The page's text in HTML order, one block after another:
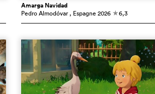
Amarga Navidad
Pedro Almodóvar , Espagne 2026 c6,3